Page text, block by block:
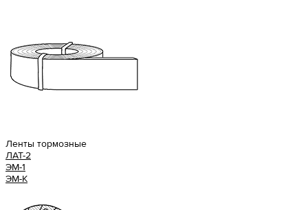
Ленты тормозные
ЛАТ-2
ЭМ-1
ЭМ-К